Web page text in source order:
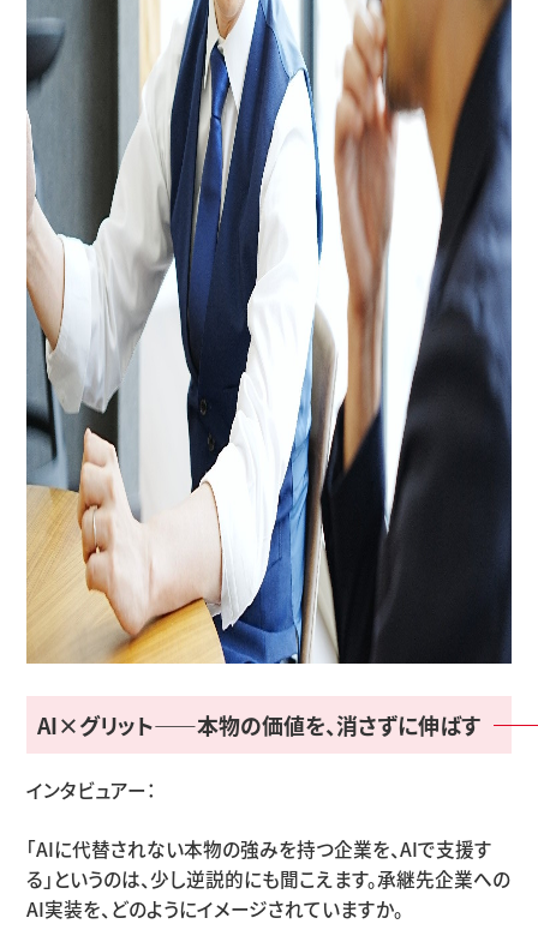
AI×グリット——本物の価値を、消さずに伸ばす
インタビュアー：
「AIに代替されない本物の強みを持つ企業を、AIで支援す
る」というのは、少し逆説的にも聞こえます。承継先企業への
AI実装を、どのようにイメージされていますか。